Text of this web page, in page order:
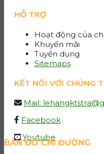
HỖ TRỢ
Hoạt động của
Khuyến mãi
Tuyển dụng
Sitemaps
KẾT NỐI VỚI CHÚNG
Mail:
Facebook
Youtube
BẢN ĐỒ CHỈ ĐƯỜNG